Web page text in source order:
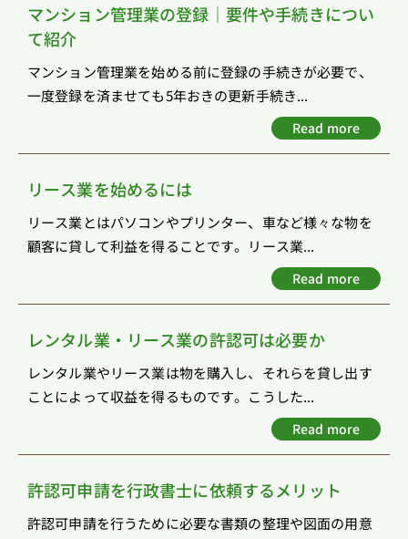
マンション管理業の登録｜要件や手続きについ
て紹介
マンション管理業を始める前に登録の手続きが必要で、
一度登録を済ませても5年おきの更新手続き...
Read more
リース業を始めるには
リース業とはパソコンやプリンター、車など様々な物を
顧客に貸して利益を得ることです。リース業...
Read more
レンタル業・リース業の許認可は必要か
レンタル業やリース業は物を購入し、それらを貸し出す
ことによって収益を得るものです。こうした...
Read more
許認可申請を行政書士に依頼するメリット
許認可申請を行うために必要な書類の整理や図面の用意